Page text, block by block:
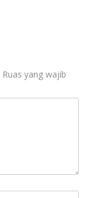
Ruas yang wajib